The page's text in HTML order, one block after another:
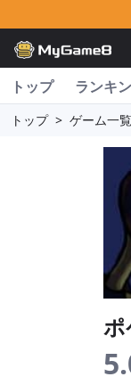
トップ ランキ
トップ > ゲーム一覧
ポ